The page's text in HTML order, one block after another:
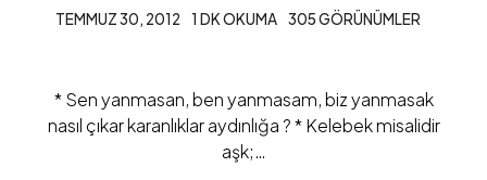
TEMMUZ 30, 2012 1 DK OKUMA 305 GÖRÜNÜMLER
* Sen yanmasan, ben yanmasam, biz yanmasak
nasıl çıkar karanlıklar aydınlığa ? * Kelebek misalidir
aşk;…